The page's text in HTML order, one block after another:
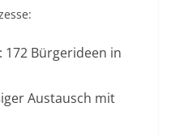
: 172 Bürgerideen in
Austausch mit